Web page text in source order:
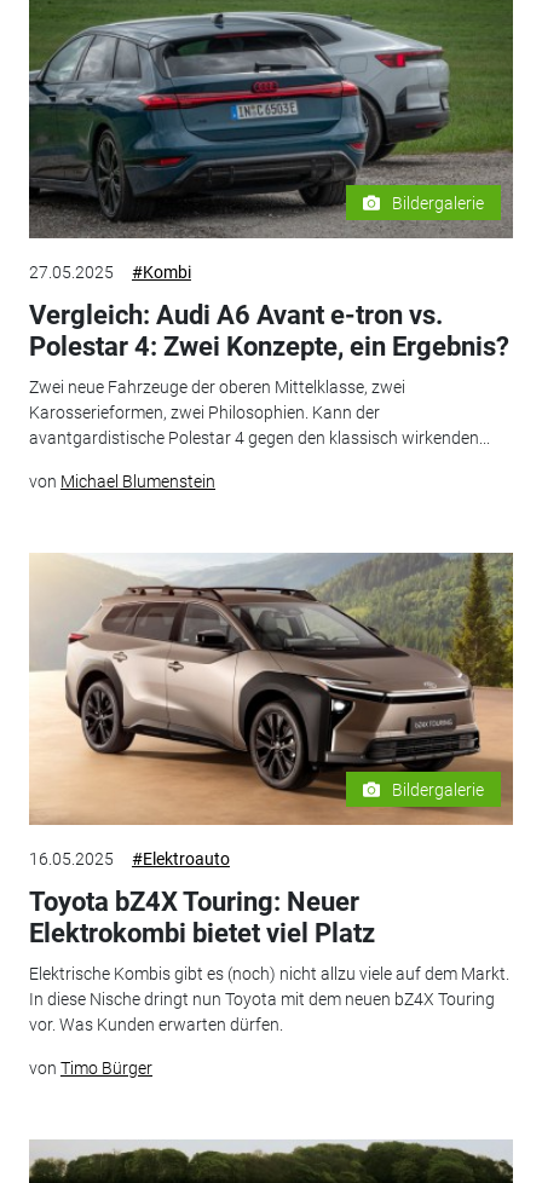
Bildergalerie
27.05.2025 #Kombi
Vergleich: Audi A6 Avant e-tron vs.
Polestar 4: Zwei Konzepte, ein Ergebnis?
Zwei neue Fahrzeuge der oberen Mittelklasse, zwei
Karosserieformen, zwei Philosophien. Kann der
avantgardistische Polestar 4 gegen den klassisch wirkenden...
von Michael Blumenstein
Bildergalerie
16.05.2025 #Elektroauto
Toyota bZ4X Touring: Neuer
Elektrokombi bietet viel Platz
Elektrische Kombis gibt es (noch) nicht allzu viele auf dem Markt.
In diese Nische dringt nun Toyota mit dem neuen bZ4X Touring
vor. Was Kunden erwarten dürfen.
von Timo Bürger